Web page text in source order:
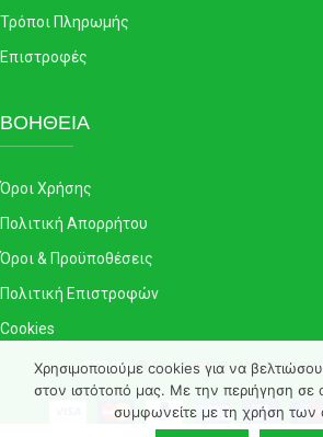
Τρόποι Πληρωμής
Επιστροφές
ΒΟΗΘΕΙΑ
Όροι Χρήσης
Πολιτική Απορρήτου
Όροι & Προϋποθέσεις
Πολιτική Επιστροφών
Cookies
ETIROLL 2022 CREATED AND
Χρησιμοποιούμε cookies για να
στον ιστότοπό μας. Με την περιήγηση σε
συμφωνείτε με τη χρήση των